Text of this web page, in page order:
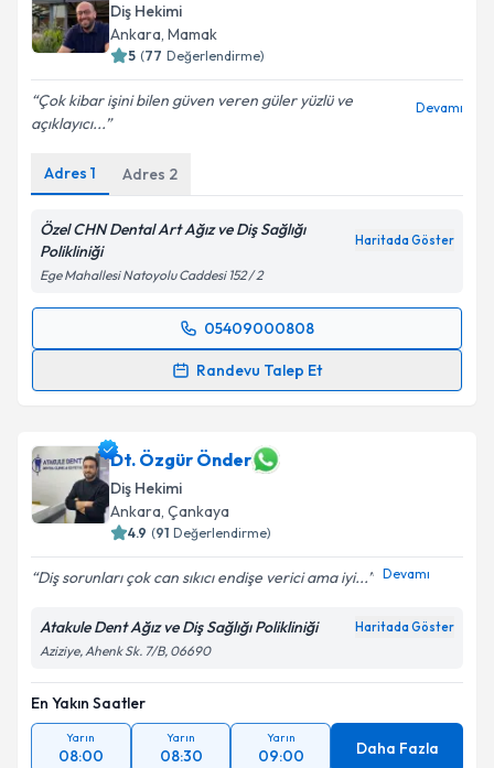
Diş Hekimi
Ankara, Mamak
5 (77 Değerlendirme)
Çok kibar işini bilen güven veren güler yüzlü ve
açıklayıcı...
Devamı
Adres 1 Adres 2
Özel CHN Dental Art Ağız ve Diş Sağlığı
Polikliniği
Haritada Göster
Ege Mahallesi Natoyolu Caddesi 152 / 2
05409000808
Randevu Talep Et
Randevu Takvimi Talebi
takvim hazırlandığında e-posta ile bilgilendireceğiz.
E-posta Adresiniz
Metni'ni okudum ve kişisel verilerimin belirtilen
kapsamda işlenmesini kabul ediyorum.
Takvim Talebini Gönder
Dt. Özgür Önder
Diş Hekimi
Ankara, Çankaya
4.9 (91 Değerlendirme)
Diş sorunları çok can sıkıcı endişe verici ama iyi... Devamı
Atakule Dent Ağız ve Diş Sağlığı Polikliniği Haritada Göster
Aziziye, Ahenk Sk. 7/B, 06690
En Yakın Saatler
Yarın
08:00
Yarın
08:30
Yarın
09:00 Daha Fazla